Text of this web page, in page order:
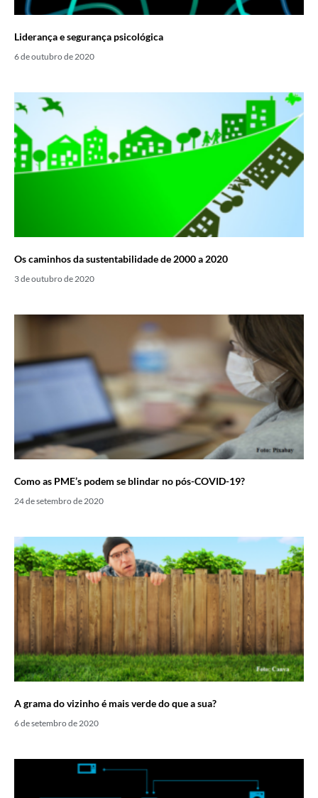
Liderança e segurança psicológica
6 de outubro de 2020
Os caminhos da sustentabilidade de 2000 a 2020
3 de outubro de 2020
Como as PME’s podem se blindar no pós-COVID-19?
24 de setembro de 2020
A grama do vizinho é mais verde do que a sua?
6 de setembro de 2020